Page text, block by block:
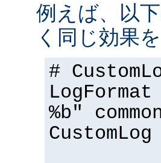
例えば、以
く同じ効果
#
%b"